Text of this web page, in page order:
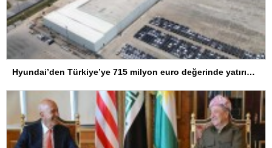
Hyundai’den Türkiye’ye 715 milyon euro değerinde yatırım hamlesi